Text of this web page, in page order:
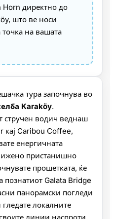
Horn директно до
што ве носи
на вашата
тура започнува во
Karaköy.
стручен водич веднаш
кај Caribou Coffee,
енергичната
пристанишно
прошетката, ќе
познатиот Galata Bridge
панорамски погледи
локалните